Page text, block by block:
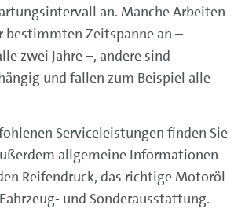
an. Manche Arbeiten
bestimmten Zeitspanne an –
zwei Jahre –, andere sind
und fallen zum Beispiel alle
Serviceleistungen finden Sie
allgemeine Informationen
Reifendruck, das richtige Motoröl
und Sonderausstattung.